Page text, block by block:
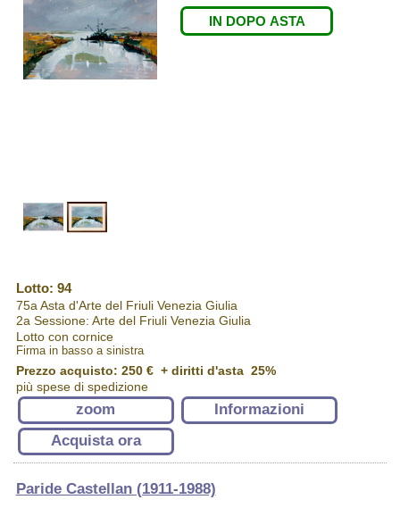
IN DOPO ASTA
Lotto: 94
75a Asta d'Arte del Friuli Venezia Giulia
2a Sessione: Arte del Friuli Venezia Giulia
Lotto con cornice
Firma in basso a sinistra
Prezzo acquisto: 250 €+ diritti d'asta 25%
più spese di spedizione
zoom
Informazioni
Acquista ora
Paride Castellan (1911-1988)